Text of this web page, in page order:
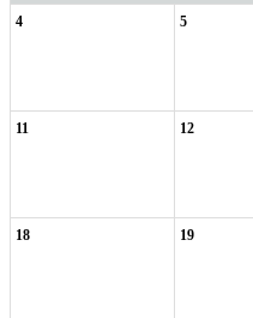
4 5
11 12
18 19